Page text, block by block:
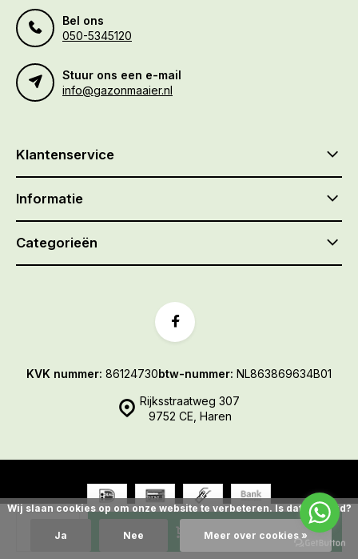
Toevoegen
Bel ons
050-5345120
Stuur ons een e-mail
info@gazonmaaier.nl
Klantenservice
Informatie
Categorieën
Rijksstraatweg 307
9752 CE, Haren
KVK nummer: 86124730btw-nummer: NL863869634B01
© De Gazonmaaier- Theme made by Webdinge.nl Sitemap
Wij slaan cookies op om onze website te verbeteren. Is dat akkoord?
Ja Nee Meer over cookies »